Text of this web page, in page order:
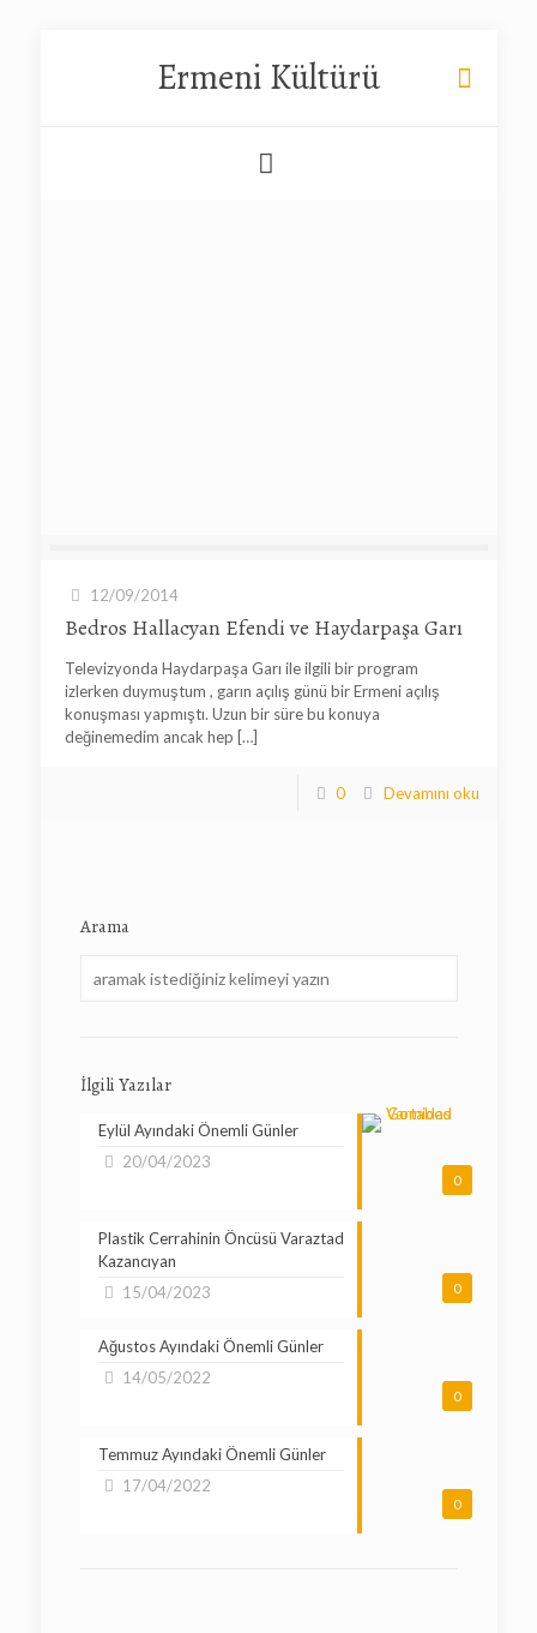
Ermeni Kültürü
12/09/2014
Bedros Hallacyan Efendi ve Haydarpaşa Garı
Televizyonda Haydarpaşa Garı ile ilgili bir program
izlerken duymuştum , garın açılış günü bir Ermeni açılış
konuşması yapmıştı. Uzun bir süre bu konuya
değinemedim ancak hep […]
0 Devamını oku
Arama
İlgili Yazılar
0
Eylül Ayındaki Önemli Günler
20/04/2023
0
Plastik Cerrahinin Öncüsü Varaztad
Kazancıyan
15/04/2023
0
Ağustos Ayındaki Önemli Günler
14/05/2022
0
Temmuz Ayındaki Önemli Günler
17/04/2022